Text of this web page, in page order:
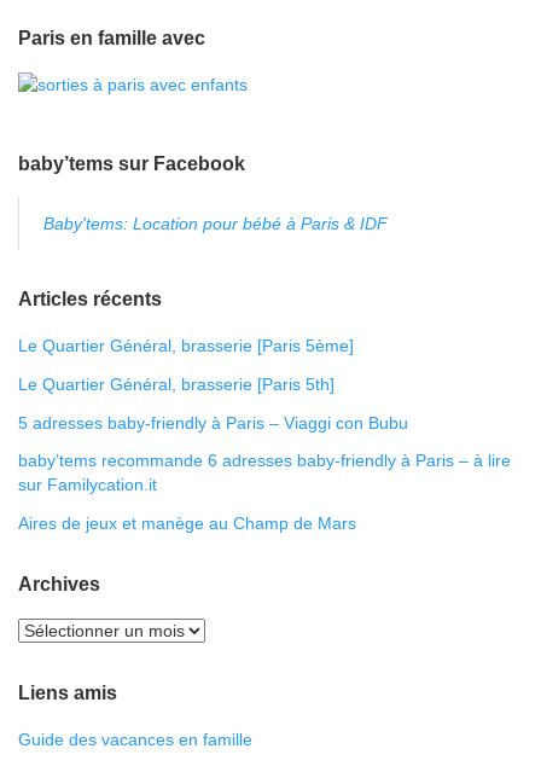
Paris en famille avec
baby’tems sur Facebook
Baby'tems: Location pour bébé à Paris & IDF
Articles récents
Le Quartier Général, brasserie [Paris 5ème]
Le Quartier Général, brasserie [Paris 5th]
5 adresses baby-friendly à Paris – Viaggi con Bubu
baby’tems recommande 6 adresses baby-friendly à Paris – à lire
sur Familycation.it
Aires de jeux et manège au Champ de Mars
Archives
Liens amis
Guide des vacances en famille